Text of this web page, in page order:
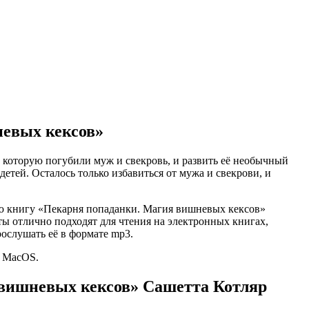
кексов»
погубили муж и свекровь, и развить её необычный
Осталось только избавиться от мужа и свекрови, и
книгу «Пекарня попаданки. Магия вишневых кексов»
отлично подходят для чтения на электронных книгах,
её в формате mp3.
кексов» Сашетта Котляр